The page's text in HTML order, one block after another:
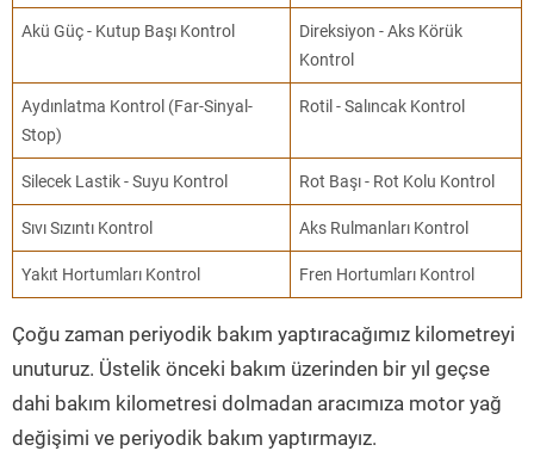
Akü Güç - Kutup Başı Kontrol
Direksiyon - Aks Körük
Kontrol
Aydınlatma Kontrol (Far-Sinyal-
Stop)
Rotil - Salıncak Kontrol
Silecek Lastik - Suyu Kontrol Rot Başı - Rot Kolu Kontrol
Sıvı Sızıntı Kontrol Aks Rulmanları Kontrol
Yakıt Hortumları Kontrol Fren Hortumları Kontrol
Çoğu zaman periyodik bakım yaptıracağımız kilometreyi
unuturuz. Üstelik önceki bakım üzerinden bir yıl geçse
dahi bakım kilometresi dolmadan aracımıza motor yağ
değişimi ve periyodik bakım yaptırmayız.